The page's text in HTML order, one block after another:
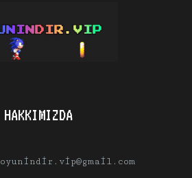
HAKKIMIZDA
oyunindir.vip@gmail.com